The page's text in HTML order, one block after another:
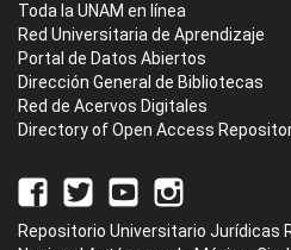
Toda la UNAM en línea
Red Universitaria de Aprendizaje
Portal de Datos Abiertos
Dirección General de Bibliotecas
Red de Acervos Digitales
Directory of Open Access
Repositorio Universitario Jurídicas